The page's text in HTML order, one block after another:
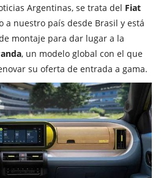
Argentinas, se trata del Fiat
a nuestro país desde Brasil y está
montaje para dar lugar a la
, un modelo global con el que
su oferta de entrada a gama.